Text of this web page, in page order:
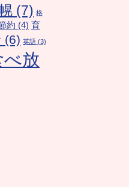
(7) 格
約 (4) 育
(6) 英語 (3)
べ放